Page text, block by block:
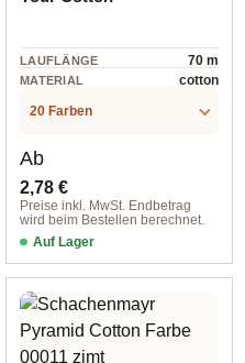
LAUFLÄNGE 70 m
MATERIAL
cotton
20 Farben
Regulärer Preis:
Ab
2,78 €
Preise inkl. MwSt. Endbetrag
wird beim Bestellen berechnet.
Auf Lager
Farbe 00022 sunflower